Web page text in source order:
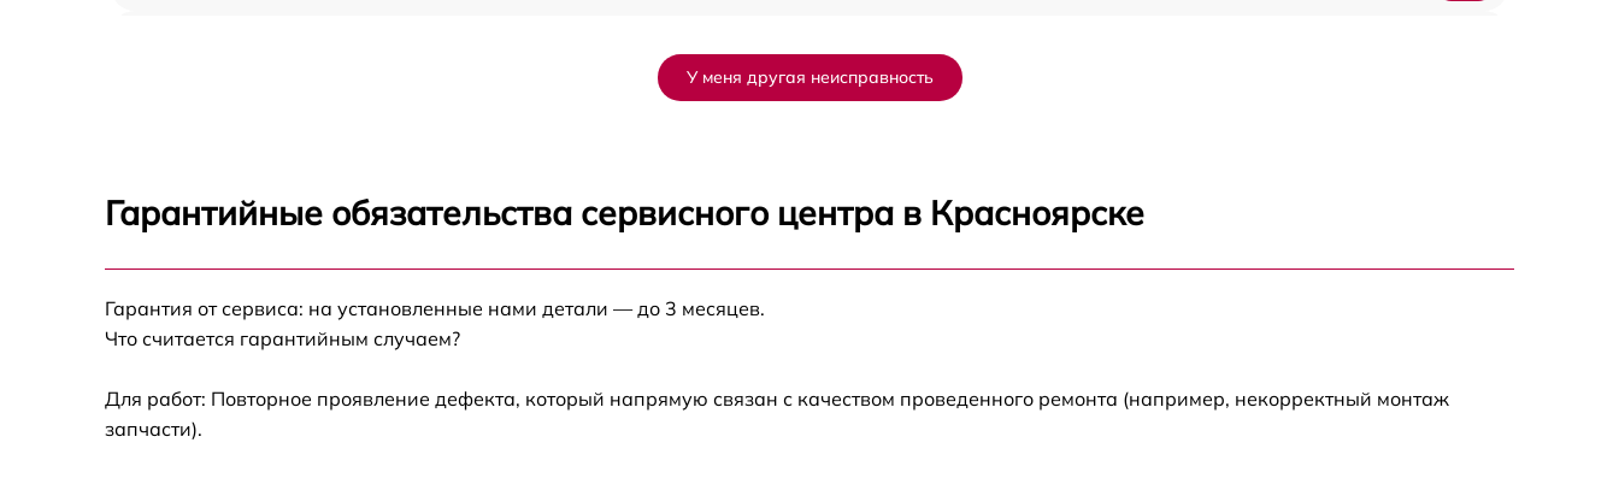
Профилактическая чистка LG VRF4043LR
У меня другая неисправность
Гарантийные обязательства сервисного центра в Красноярске
Гарантия от сервиса: на установленные нами детали — до 3 месяцев.
Что считается гарантийным случаем?
Для работ: Повторное проявление дефекта, который напрямую связан с качеством проведенного ремонта (например, некорректный монтаж
запчасти).